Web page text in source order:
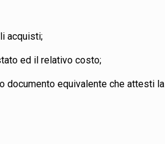
acquisti;
ed il relativo costo;
documento equivalente che attesti la